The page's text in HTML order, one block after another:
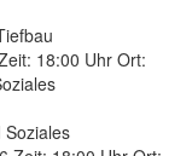
18:00 Uhr Ort: